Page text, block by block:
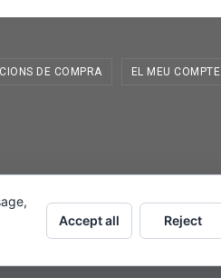
DE COMPRA EL MEU COMPTE
Accept all Reject